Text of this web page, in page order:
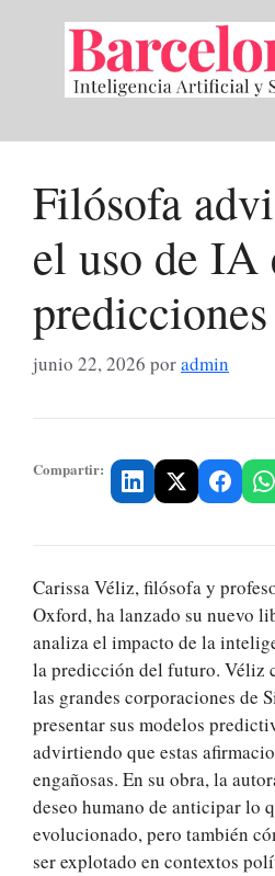
contenido
Filósofa
el uso de IA
junio 22, 2026 poradmin
Compartir:
Carissa Véliz, filósofa y
Oxford, ha lanzado su nuevo
analiza el impacto de la
la predicción del futuro. Véliz
las grandes corporaciones de
presentar sus modelos
advirtiendo que estas
engañosas. En su obra, la
deseo humano de anticipar lo
evolucionado, pero también
ser explotado en contextos